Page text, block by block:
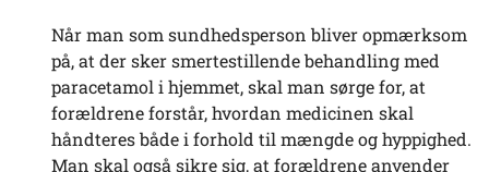
Når man som sundhedsperson bliver opmærksom
på, at der sker smertestillende behandling med
paracetamol i hjemmet, skal man sørge for, at
forældrene forstår, hvordan medicinen skal
håndteres både i forhold til mængde og hyppighed.
Man skal også sikre sig, at forældrene anvender